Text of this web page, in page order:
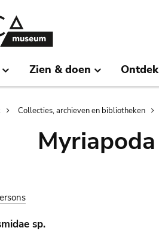
Zien & doen
Collecties, archieven en bibliotheken
sp.